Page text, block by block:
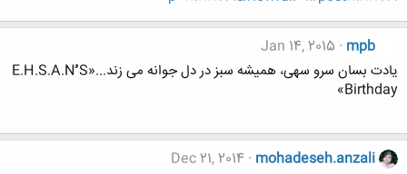
mpb
Jan 14, 2015
یادت بسان سرو سهی، همیشه سبز در دل جوانه می زند...«E.H.S.A.Nُُُ S
Birthday»
mohadeseh.anzali
Dec 21, 2014